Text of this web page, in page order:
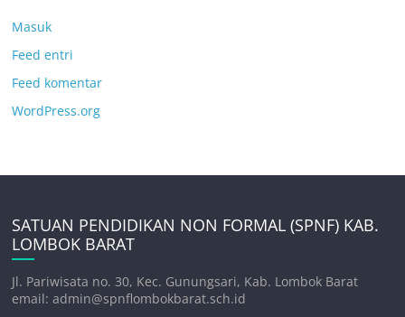
Masuk
Feed entri
Feed komentar
WordPress.org
SATUAN PENDIDIKAN NON FORMAL (SPNF) KAB.
LOMBOK BARAT
Jl. Pariwisata no. 30, Kec. Gunungsari, Kab. Lombok Barat
email: admin@spnflombokbarat.sch.id